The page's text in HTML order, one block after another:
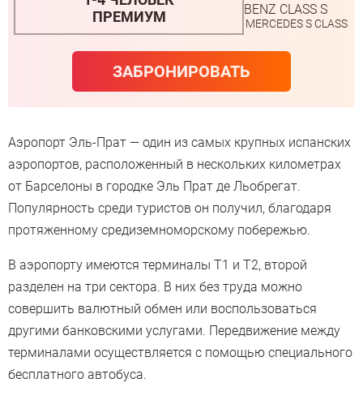
ПРЕМИУМ
MERCEDES S CLASS
ЗАБРОНИРОВАТЬ
Аэропорт Эль-Прат — один из самых крупных испанских
аэропортов, расположенный в нескольких километрах
от Барселоны в городке Эль Прат де Льобрегат.
Популярность среди туристов он получил, благодаря
протяженному средиземноморскому побережью.
В аэропорту имеются терминалы T1 и T2, второй
разделен на три сектора. В них без труда можно
совершить валютный обмен или воспользоваться
другими банковскими услугами. Передвижение между
терминалами осуществляется с помощью специального
бесплатного автобуса.